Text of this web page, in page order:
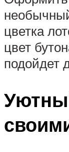
цветка
цвет
подойдет